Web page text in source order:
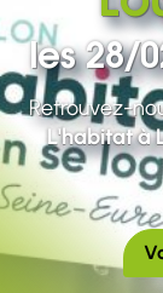
les 28/
Retrouvez-
L'habitat à